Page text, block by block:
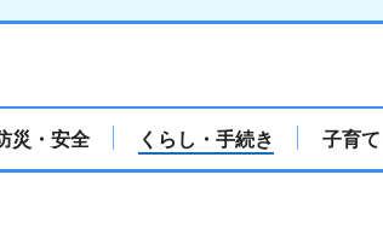
災・安全 くらし・手続き 子育